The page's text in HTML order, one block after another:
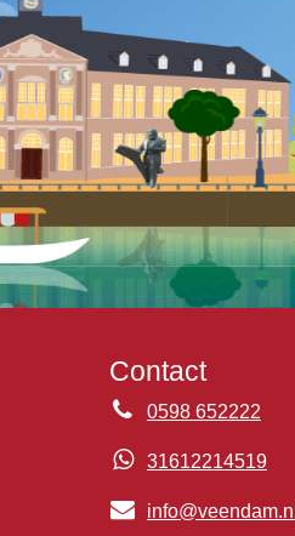
Contact
0598 652222
31612214519
info@veendam.nl